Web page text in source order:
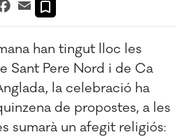
han tingut lloc les
Sant Pere Nord i de Ca
la celebració ha
de propostes, a les
sumarà un afegit religiós: